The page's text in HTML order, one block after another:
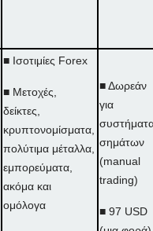
■ Ισοτιμίες Forex
■ Μετοχές,
δείκτες,
κρυπτονομίσματα,
πολύτιμα μέταλλα,
εμπορεύματα,
ακόμα και
ομόλογα
■ Δωρεάν
για
σημάτων
(manual
trading)
■ 97 USD